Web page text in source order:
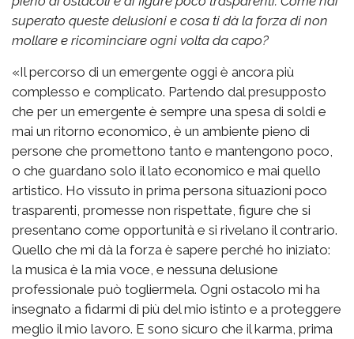
superato queste delusioni e cosa ti dà la forza di non
mollare e ricominciare ogni volta da capo?
«Il percorso di un emergente oggi è ancora più
complesso e complicato. Partendo dal presupposto
che per un emergente è sempre una spesa di soldi e
mai un ritorno economico, è un ambiente pieno di
persone che promettono tanto e mantengono poco,
o che guardano solo il lato economico e mai quello
artistico. Ho vissuto in prima persona situazioni poco
trasparenti, promesse non rispettate, figure che si
presentano come opportunità e si rivelano il contrario.
Quello che mi dà la forza è sapere perché ho iniziato:
la musica è la mia voce, e nessuna delusione
professionale può togliermela. Ogni ostacolo mi ha
insegnato a fidarmi di più del mio istinto e a proteggere
meglio il mio lavoro. E sono sicuro che il karma, prima